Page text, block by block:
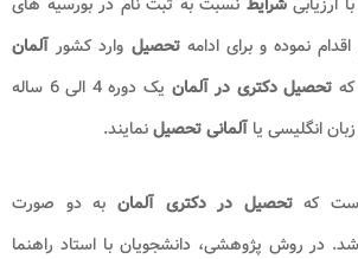
نموده و برای ادامهتحصیل وارد کشور آلمان
تحصیل دکتری در آلمان
یک دوره 4 الی 6 ساله
انگلیسی یا آلمانی تحصیلنمایند.
است کهتحصیل در دکتری آلمان به دو صورت
در روش پژوهشی، دانشجویان با استاد راهنما